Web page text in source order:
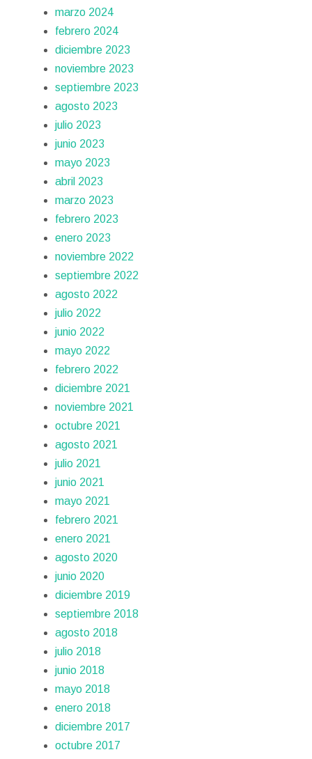
marzo 2024
febrero 2024
diciembre 2023
noviembre 2023
septiembre 2023
agosto 2023
julio 2023
junio 2023
mayo 2023
abril 2023
marzo 2023
febrero 2023
enero 2023
noviembre 2022
septiembre 2022
agosto 2022
julio 2022
junio 2022
mayo 2022
febrero 2022
diciembre 2021
noviembre 2021
octubre 2021
agosto 2021
julio 2021
junio 2021
mayo 2021
febrero 2021
enero 2021
agosto 2020
junio 2020
diciembre 2019
septiembre 2018
agosto 2018
julio 2018
junio 2018
mayo 2018
enero 2018
diciembre 2017
octubre 2017